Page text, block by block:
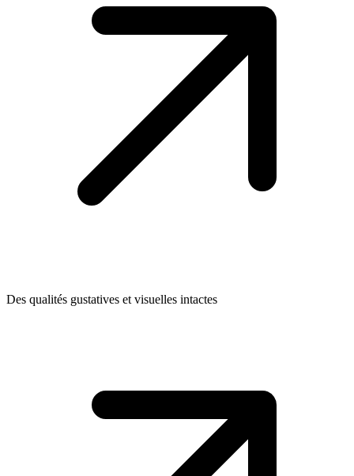
Des qualités gustatives et visuelles intactes